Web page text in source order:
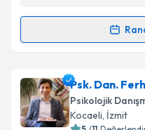
'ni
kapsamda
Takvim
Randevu Takvimi
Psk. Gonca Şen için
Size bu uzmandan
hazırlandığında e-
Psk. Dan.
Psikolojik
Kocaeli, İzmit